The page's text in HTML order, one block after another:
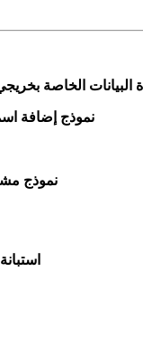
الخاصة
نموذج إضافة
نموذج